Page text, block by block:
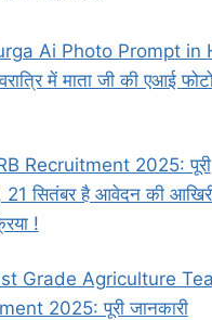
Ai Photo Prompt in
में माता जी की एआई
Recruitment 2025: पूरी
21 सितंबर है आवेदन की
!
Grade Agriculture
2025: पूरी जानकारी